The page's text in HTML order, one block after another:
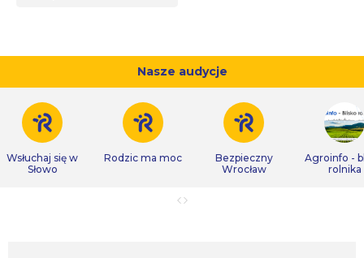
Nasze audycje
Wsłuchaj się w
Słowo
Rodzic ma moc
Bezpieczny
Wrocław
Agroinfo -
rolnika